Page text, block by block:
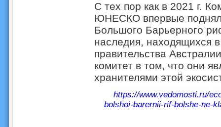
С тех пор как в 2021 г.
ЮНЕСКО впервые поднял
Большого Барьерного
наследия, находящихся
правительства
комитет в том, что они
хранителями этой
https://www.vedomosti.ru/
bolshoi-barernii-rif-bolshe-ne-